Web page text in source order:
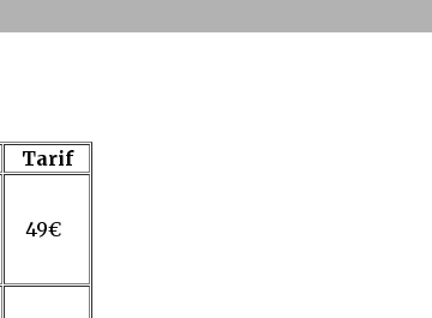
Tarif
49€